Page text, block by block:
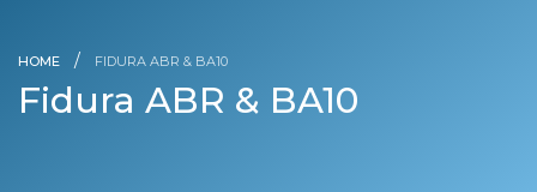
HOME / FIDURA ABR & BA10
Fidura ABR & BA10